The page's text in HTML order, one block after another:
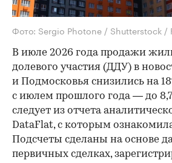
Фото: Sergio Photone / Shutterstock /
В июле 2026 года продажи
долевого участия (ДДУ) в
и Подмосковья снизились на
с июлем прошлого года — до
следует из отчета
DataFlat, с которым
Подсчеты сделаны на основе
первичных сделках,